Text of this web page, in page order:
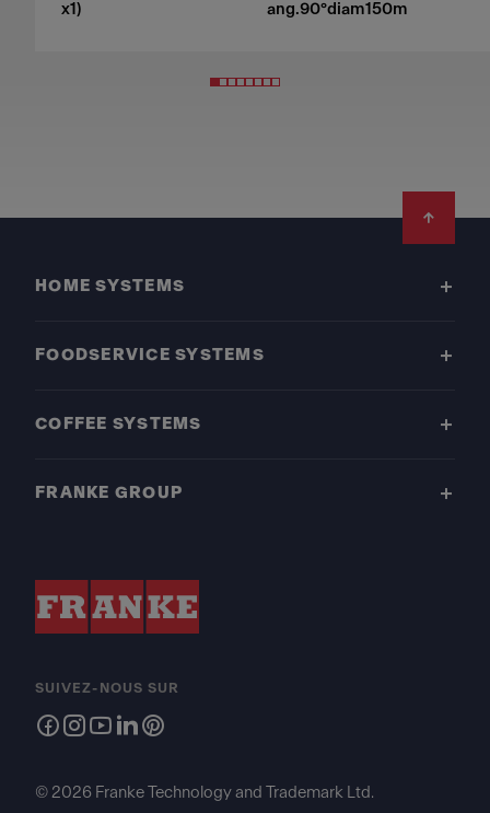
x1)
ang.90°diam150m
HOME SYSTEMS
FOODSERVICE SYSTEMS
COFFEE SYSTEMS
FRANKE GROUP
SUIVEZ-NOUS SUR
© 2026 Franke Technology and Trademark Ltd.